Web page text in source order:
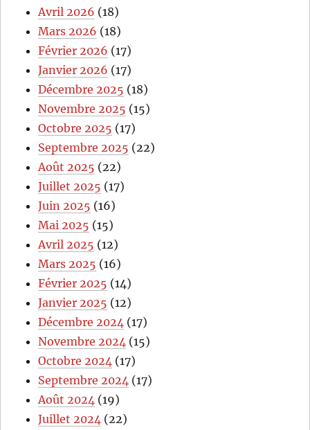
Avril 2026 (18)
Mars 2026 (18)
Février 2026 (17)
Janvier 2026 (17)
Décembre 2025 (18)
Novembre 2025 (15)
Octobre 2025 (17)
Septembre 2025 (22)
Août 2025 (22)
Juillet 2025 (17)
Juin 2025 (16)
Mai 2025 (15)
Avril 2025 (12)
Mars 2025 (16)
Février 2025 (14)
Janvier 2025 (12)
Décembre 2024 (17)
Novembre 2024 (15)
Octobre 2024 (17)
Septembre 2024 (17)
Août 2024 (19)
Juillet 2024 (22)